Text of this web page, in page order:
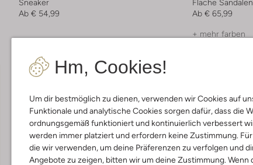
Hm, Cookies!
Um dir bestmöglich zu dienen, verwenden wir Cookies auf
Funktionale und analytische Cookies sorgen dafür, dass die
ordnungsgemäß funktioniert und kontinuierlich verbessert
werden immer platziert und erfordern keine Zustimmung.
die wir verwenden, um deine Präferenzen zu verfolgen und
Angebote zu zeigen, bitten wir um deine Zustimmung. Wenn
Sneaker
Ab € 54,99
Flache Sandalen
Ab € 65,99
+ mehr farben